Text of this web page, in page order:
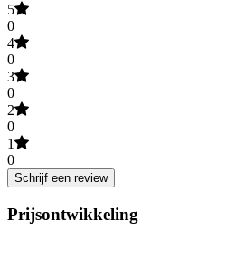
5
0
4
0
3
0
2
0
1
0
Schrijf een review
Prijsontwikkeling